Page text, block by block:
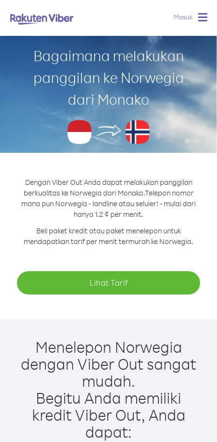
Masuk
Bagaimana melakukan
panggilan ke Norwegia
dari Monako
Dengan Viber Out Anda dapat melakukan panggilan
berkualitas ke Norwegia dari Monako.Telepon nomor
mana pun Norwegia - landline atau seluler! - mulai dari
hanya 1.2 ¢ per menit.
Beli paket kredit atau paket menelepon untuk
mendapatkan tarif per menit termurah ke Norwegia.
Lihat Tarif
Menelepon Norwegia
dengan Viber Out sangat
mudah.
Begitu Anda memiliki
kredit Viber Out, Anda
dapat: